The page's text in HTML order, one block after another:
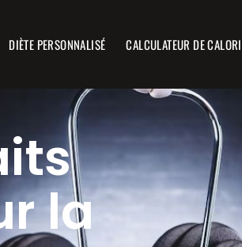
DIÈTE PERSONNALISÉ CALCULATEUR DE
la